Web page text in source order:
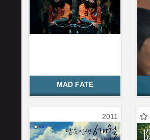
MAD FATE
2011